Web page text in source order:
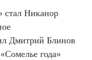
стал Никанор
Дмитрий Блинов
года»